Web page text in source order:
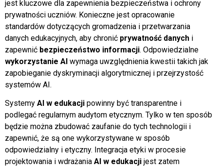
jest kluczowe dla zapewnienia bezpieczeństwa i ochrony
prywatności uczniów. Konieczne jest opracowanie
standardów dotyczących gromadzenia i przetwarzania
danych edukacyjnych, aby chronić prywatność danych i
zapewnić bezpieczeństwo informacji. Odpowiedzialne
wykorzystanie AI wymaga uwzględnienia kwestii takich jak
zapobieganie dyskryminacji algorytmicznej i przejrzystość
systemów AI.
Systemy AI w edukacji powinny być transparentne i
podlegać regularnym audytom etycznym. Tylko w ten sposób
będzie można zbudować zaufanie do tych technologii i
zapewnić, że są one wykorzystywane w sposób
odpowiedzialny i etyczny. Integracja etyki w procesie
projektowania i wdrażania AI w edukacji jest zatem